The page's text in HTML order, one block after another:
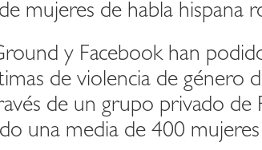
mujeres de habla hispana
y Facebook han
de violencia de
de un grupo privado de
una media de 400